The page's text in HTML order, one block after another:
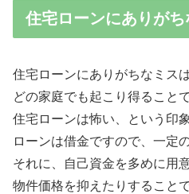
住宅ローンにありが
住宅ローンにありがちなミスは
どの家庭でも起こり得ることで
住宅ローンは怖い、という印
ローンは借金ですので、一定
それに、自己資金を多めに用
物件価格を抑えたりすること